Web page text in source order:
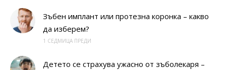
Зъбен имплант или протезна коронка – какво
да изберем?
1 СЕДМИЦА ПРЕДИ
Детето се страхува ужасно от зъболекаря –